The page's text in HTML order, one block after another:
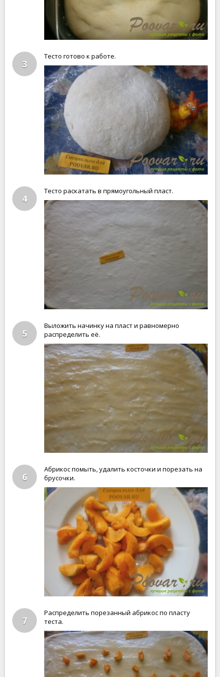
3
Тесто готово к работе.
4
Тесто раскатать в прямоугольный пласт.
5
Выложить начинку на пласт и равномерно
распределить её.
6
Абрикос помыть, удалить косточки и порезать на
брусочки.
7
Распределить порезанный абрикос по пласту
теста.